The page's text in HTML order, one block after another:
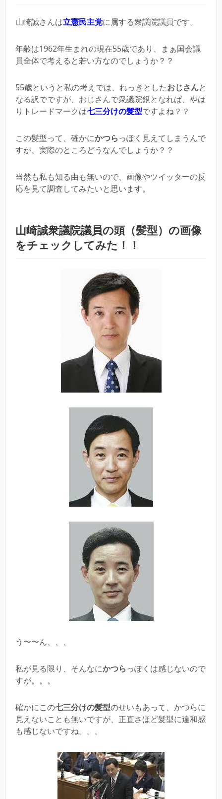
山崎誠さんは立憲民主党に属する衆議院議員です。
年齢は1962年生まれの現在55歳であり、まぁ国会議
員全体で考えると若い方なのでしょうか？？
55歳というと私の考えでは、れっきとしたおじさんと
なる訳でですが、おじさんで衆議院銀となれば、やは
りトレードマークは七三分けの髪型ですよね？？
この髪型って、確かにかつらっぽく見えてしまうんで
すが、実際のところどうなんでしょうか？？
当然も私も知る由も無いので、画像やツイッターの反
応を見て調査してみたいと思います。
山崎誠衆議院議員の頭（髪型）の画像
をチェックしてみた！！
う〜〜ん、、、
私が見る限り、そんなにかつらっぽくは感じないので
すが。。。
確かにこの七三分けの髪型のせいもあって、かつらに
見えないことも無いですが、正直さほど髪型に違和感
も感じないですね。。。